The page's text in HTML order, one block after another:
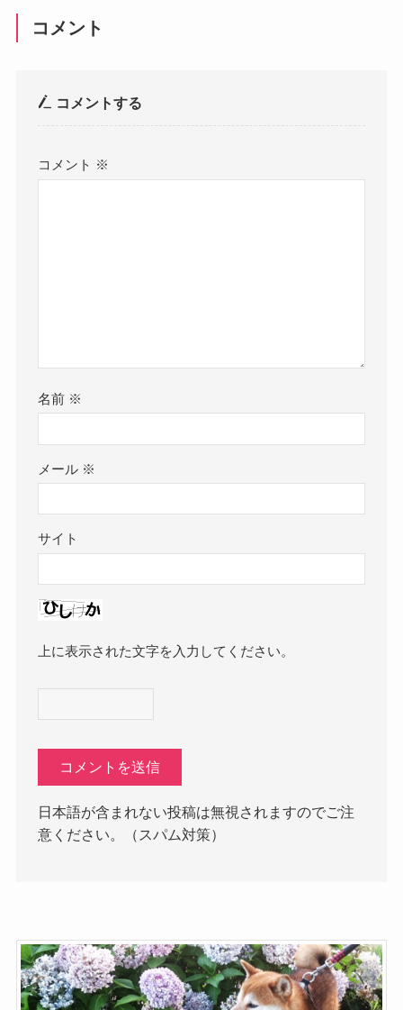
コメント
コメントする
コメント ※
名前 ※
メール ※
サイト
上に表示された文字を入力してください。
日本語が含まれない投稿は無視されますのでご注
意ください。（スパム対策）